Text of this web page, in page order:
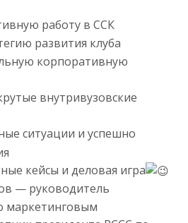
работу в ССК
развития клуба
корпоративную
внутривузовские
ситуации и успешно
кейсы и деловая игра
— руководитель
маркетинговым